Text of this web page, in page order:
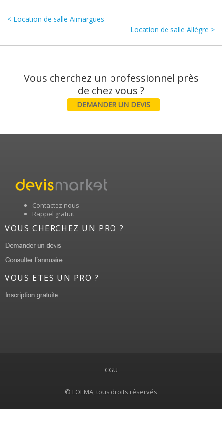
< Location de salle Aimargues
Location de salle Allègre >
Vous cherchez un professionnel près
DEMANDER UN DEVIS
Contactez nous
Rappel gratuit
VOUS CHERCHEZ UN PRO ?
VOUS ETES UN PRO ?
CGU
© LOEMA, tous droits réservés